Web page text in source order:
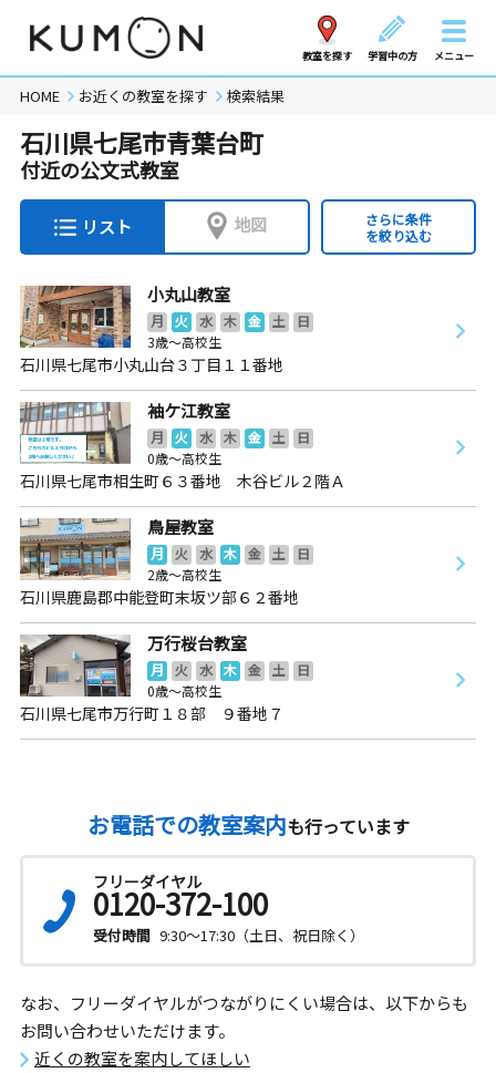
教室を探す 学習中の方 メニュー
HOME お近くの教室を探す 検索結果
石川県七尾市青葉台町
付近の公文式教室
リスト 地図
さらに条件
を絞り込む
小丸山教室
月 火 水 木 金 土
日
3歳～高校生
石川県七尾市小丸山台３丁目１１番地
袖ケ江教室
月 火 水 木 金 土
日
0歳～高校生
石川県七尾市相生町６３番地 木谷ビル２階Ａ
鳥屋教室
月 火 水 木 金 土
日
2歳～高校生
石川県鹿島郡中能登町末坂ツ部６２番地
万行桜台教室
月 火 水 木 金 土
日
0歳～高校生
石川県七尾市万行町１８部 ９番地７
お電話での教室案内も行っています
フリーダイヤル
0120-372-100
受付時間 9:30～17:30（土日、祝日除く）
なお、フリーダイヤルがつながりにくい場合は、以下からも
お問い合わせいただけます。
近くの教室を案内してほしい